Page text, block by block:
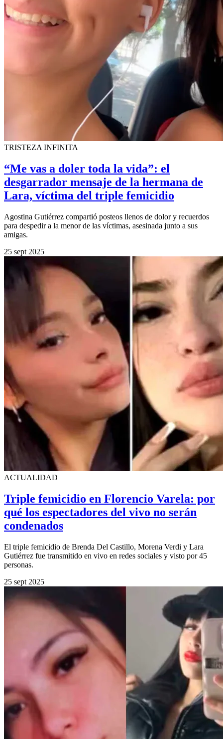
TRISTEZA INFINITA
“Me vas a doler toda la vida”: el
desgarrador mensaje de la hermana de
Lara, víctima del triple femicidio
Agostina Gutiérrez compartió posteos llenos de dolor y recuerdos
para despedir a la menor de las víctimas, asesinada junto a sus
amigas.
25 sept 2025
ACTUALIDAD
Triple femicidio en Florencio Varela: por
qué los espectadores del vivo no serán
condenados
El triple femicidio de Brenda Del Castillo, Morena Verdi y Lara
Gutiérrez fue transmitido en vivo en redes sociales y visto por 45
personas.
25 sept 2025